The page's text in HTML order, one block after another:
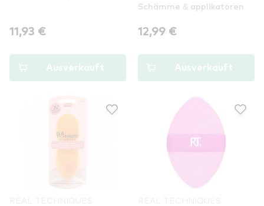
11,93 €
Ausverkauft
Sponge + Travel Sponge
Schämme & applikatoren
12,99 €
Ausverkauft